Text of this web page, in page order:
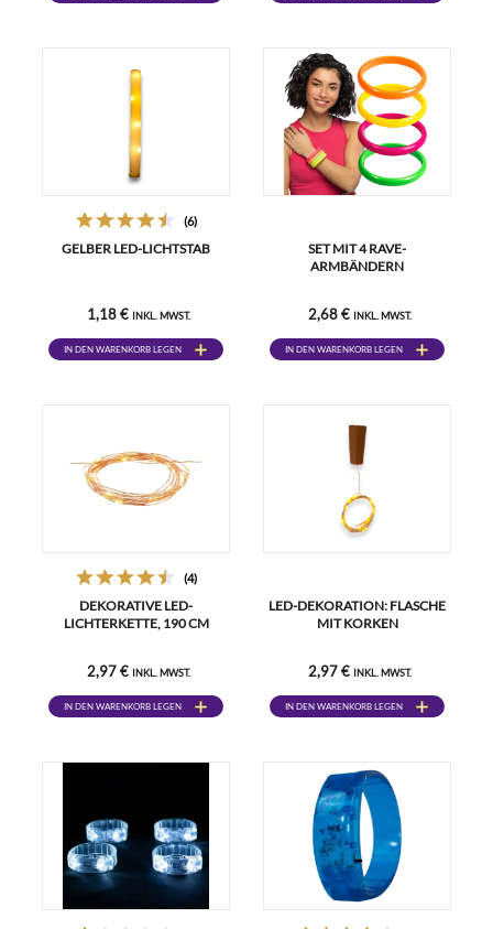
(6)
GELBER LED-LICHTSTAB
1,18 € INKL. MWST.
IN DEN WARENKORB LEGEN
SET MIT 4 RAVE-
ARMBÄNDERN
2,68 € INKL. MWST.
IN DEN WARENKORB LEGEN
(4)
DEKORATIVE LED-
LICHTERKETTE, 190 CM
2,97 € INKL. MWST.
IN DEN WARENKORB LEGEN
LED-DEKORATION: FLASCHE
MIT KORKEN
2,97 € INKL. MWST.
IN DEN WARENKORB LEGEN